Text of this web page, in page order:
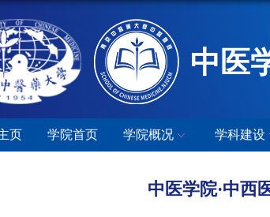
中医
页 学院首页 学院概况 学科建设
中医学院·中西